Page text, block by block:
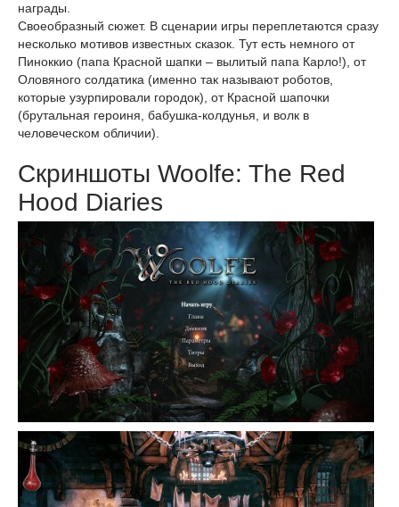
награды.
Своеобразный сюжет. В сценарии игры переплетаются сразу
несколько мотивов известных сказок. Тут есть немного от
Пиноккио (папа Красной шапки – вылитый папа Карло!), от
Оловяного солдатика (именно так называют роботов,
которые узурпировали городок), от Красной шапочки
(брутальная героиня, бабушка-колдунья, и волк в
человеческом обличии).
Скриншоты Woolfe: The Red
Hood Diaries